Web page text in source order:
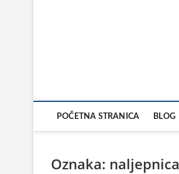
POČETNA STRANICA BLOG
Oznaka: naljepnica